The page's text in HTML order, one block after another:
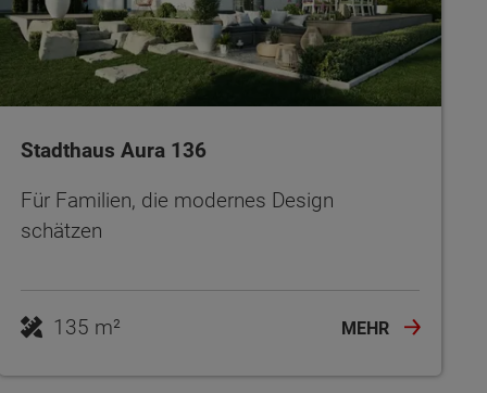
Stadthaus Aura 136
Für Familien, die modernes Design
schätzen
135 m² MEHR